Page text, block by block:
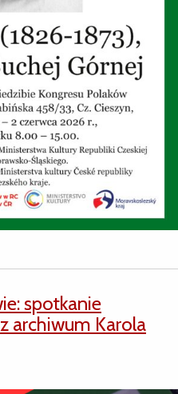
spotkanie
archiwum Karola